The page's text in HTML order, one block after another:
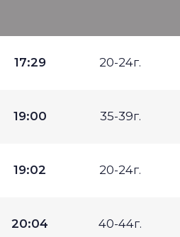
17:29 20-24г.
19:00 35-39г.
19:02 20-24г.
20:04 40-44г.